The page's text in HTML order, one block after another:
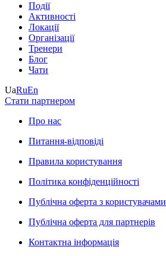
Події
Активності
Локації
Організації
Тренери
Блог
Чати
UaRuEn
Стати партнером
Про нас
Питання-відповіді
Правила користування
Політика конфіденційності
Публічна оферта з користувачами
Публічна оферта для партнерів
Контактна інформація